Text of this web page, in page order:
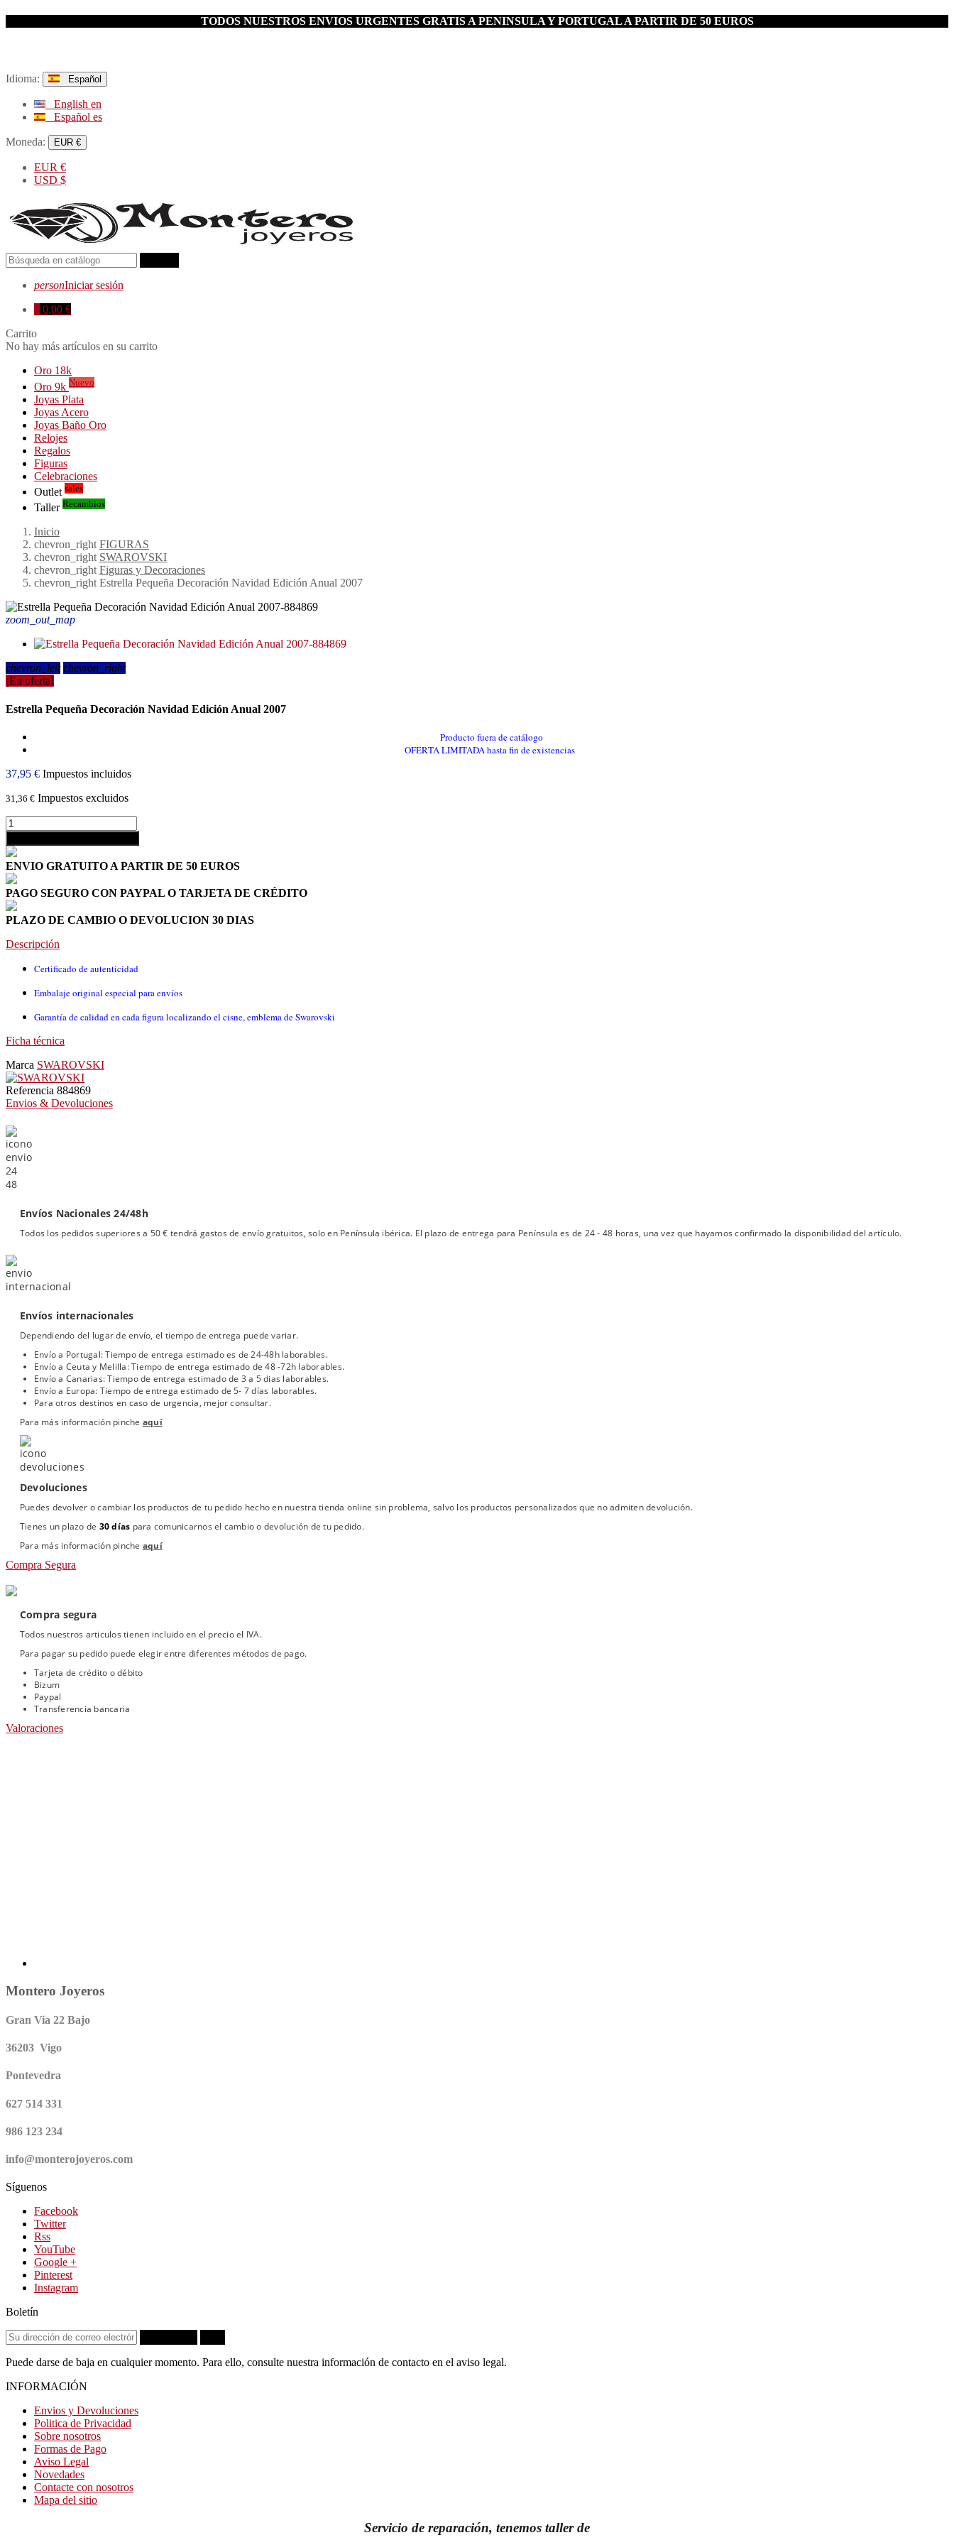
TODOS NUESTROS ENVIOS URGENTES GRATIS A PENINSULA Y PORTUGAL A PARTIR DE 50 EUROS
Idioma: Español
English en
Español es
Moneda: EUR €
EUR €
USD $
personIniciar sesión
0,00 €
Carrito
No hay más artículos en su carrito
Oro 18k
Oro 9k Nuevo
Joyas Plata
Joyas Acero
Joyas Baño Oro
Relojes
Regalos
Figuras
Celebraciones
Outlet sales
Taller Recambios
Inicio
chevron_right FIGURAS
chevron_right SWAROVSKI
chevron_right Figuras y Decoraciones
chevron_right Estrella Pequeña Decoración Navidad Edición Anual 2007
zoom_out_map
chevron_left chevron_right
¡En oferta!
Estrella Pequeña Decoración Navidad Edición Anual 2007
Producto fuera de catálogo
OFERTA LIMITADA hasta fin de existencias
37,95 € Impuestos incluidos
31,36 € Impuestos excluidos
ENVIO GRATUITO A PARTIR DE 50 EUROS
PAGO SEGURO CON PAYPAL O TARJETA DE CRÉDITO
PLAZO DE CAMBIO O DEVOLUCION 30 DIAS
Descripción
Certificado de autenticidad
Embalaje original especial para envíos
Garantía de calidad en cada figura localizando el cisne, emblema de Swarovski
Ficha técnica
Marca SWAROVSKI
Referencia 884869
Envios & Devoluciones
Envíos Nacionales 24/48h
Todos los pedidos superiores a 50 € tendrá gastos de envío gratuitos, solo en Península ibérica. El plazo de entrega para Península es de 24 - 48 horas, una vez que hayamos confirmado la disponibilidad del artículo.
Envíos internacionales
Dependiendo del lugar de envío, el tiempo de entrega puede variar.
Envío a Portugal: Tiempo de entrega estimado es de 24-48h laborables.
Envío a Ceuta y Melilla: Tiempo de entrega estimado de 48 -72h laborables.
Envío a Canarias: Tiempo de entrega estimado de 3 a 5 dias laborables.
Envío a Europa: Tiempo de entrega estimado de 5- 7 días laborables.
Para otros destinos en caso de urgencia, mejor consultar.
Para más información pinche aquí
Devoluciones
Puedes devolver o cambiar los productos de tu pedido hecho en nuestra tienda online sin problema, salvo los productos personalizados que no admiten devolución.
Tienes un plazo de 30 días para comunicarnos el cambio o devolución de tu pedido.
Para más información pinche aquí
Compra Segura
Compra segura
Todos nuestros articulos tienen incluido en el precio el IVA.
Para pagar su pedido puede elegir entre diferentes métodos de pago.
Tarjeta de crédito o débito
Bizum
Paypal
Transferencia bancaria
Valoraciones
Montero Joyeros
Gran Via 22 Bajo
36203 Vigo
Pontevedra
627 514 331
986 123 234
info@monterojoyeros.com
Síguenos
Facebook
Twitter
Rss
YouTube
Google +
Pinterest
Instagram
Boletín
Puede darse de baja en cualquier momento. Para ello, consulte nuestra información de contacto en el aviso legal.
INFORMACIÓN
Envios y Devoluciones
Politica de Privacidad
Sobre nosotros
Formas de Pago
Aviso Legal
Novedades
Contacte con nosotros
Mapa del sitio
Servicio de reparación, tenemos taller de